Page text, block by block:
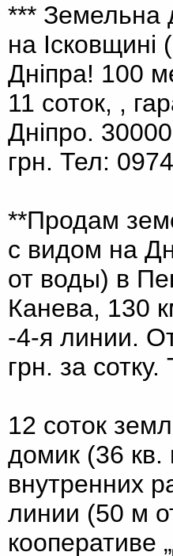
*** Земельна
на Ісковщині
Дніпра! 100
11 соток, ,
Дніпро.
грн. Тел:
**Продам
с видом на
от воды) в
Канева, 130
-4-я линии.
грн. за
12 соток
домик (36 кв.
внутренних
линии (50 м
кооперативе